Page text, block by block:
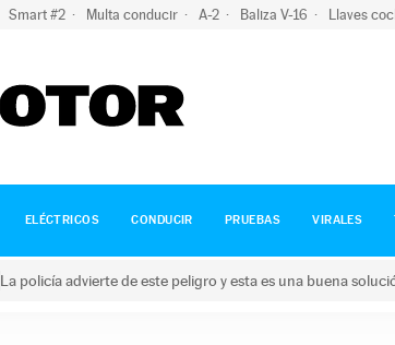
Smart #2 Multa conducir A-2 Baliza V-16 Llaves
ELÉCTRICOS CONDUCIR PRUEBAS VIRALES
La policía advierte de este peligro y esta es una buena